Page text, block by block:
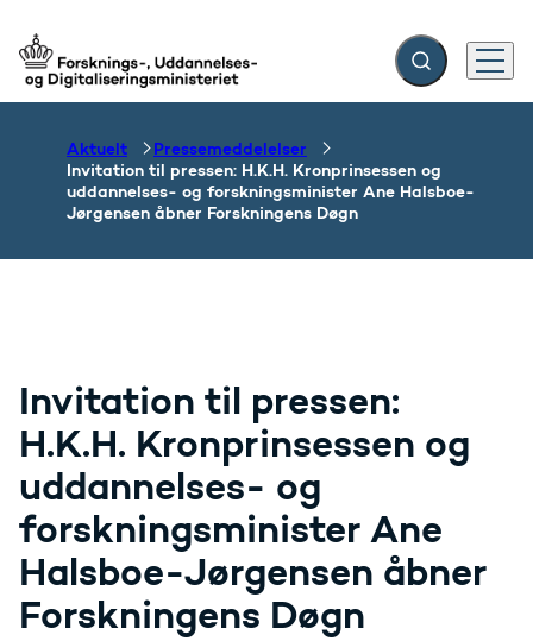
Gå til forsiden Fold søgefelt ud
Menu
Aktuelt
Pressemeddelelser
Invitation til pressen: H.K.H. Kronprinsessen og
uddannelses- og forskningsminister Ane Halsboe-
Jørgensen åbner Forskningens Døgn
Invitation til pressen:
H.K.H. Kronprinsessen og
uddannelses- og
forskningsminister Ane
Halsboe-Jørgensen åbner
Forskningens Døgn